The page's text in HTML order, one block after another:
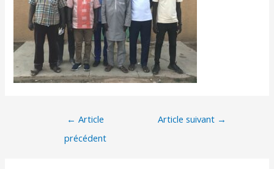
← Article
précédent
Article suivant →